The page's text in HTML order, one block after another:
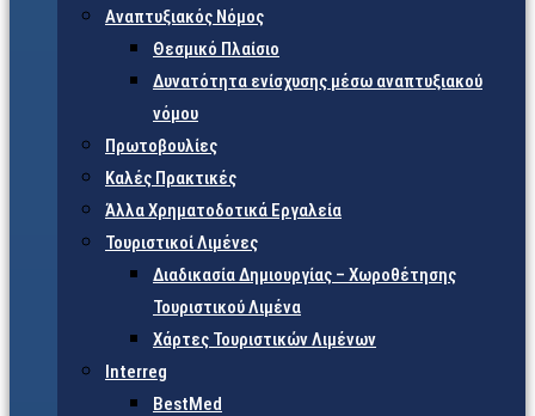
Αναπτυξιακός Νόμος
Θεσμικό Πλαίσιο
Δυνατότητα ενίσχυσης μέσω αναπτυξιακού
νόμου
Πρωτοβουλίες
Καλές Πρακτικές
Άλλα Χρηματοδοτικά Εργαλεία
Τουριστικοί Λιμένες
Διαδικασία Δημιουργίας – Χωροθέτησης
Τουριστικού Λιμένα
Χάρτες Τουριστικών Λιμένων
Interreg
BestMed